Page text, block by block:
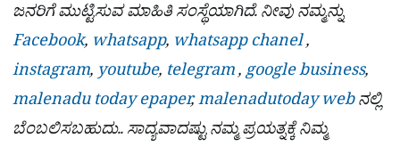
ಜನರಿಗೆ ಮುಟ್ಟಿಸುವ ಮಾಹಿತಿ ಸಂಸ್ಥೆಯಾಗಿದೆ. ನೀವು ನಮ್ಮನ್ನು
Facebook, whatsapp, whatsapp chanel,
instagram,youtube, telegram,google business,
malenadu today epaper,malenadutoday webನಲ್ಲಿ
ಬೆಂಬಲಿಸಬಹುದು.. ಸಾದ್ಯವಾದಷ್ಟು ನಮ್ಮ ಪ್ರಯತ್ನಕ್ಕೆ ನಿಮ್ಮ